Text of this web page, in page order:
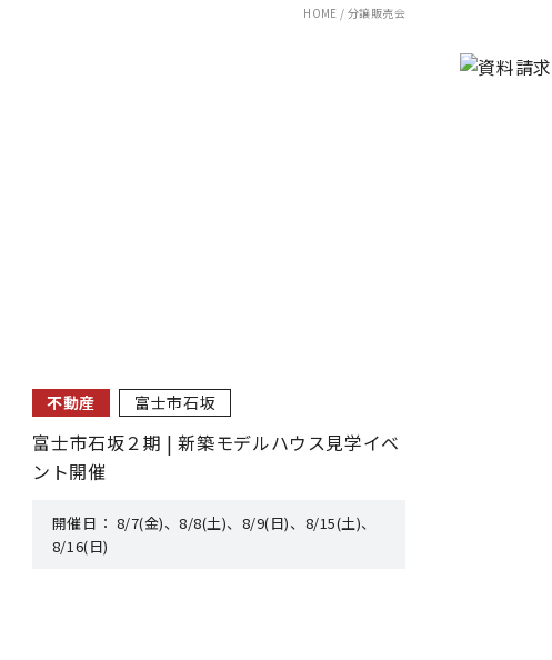
HOME / 分譲販売会
不動産 富士市石坂
富士市石坂２期 | 新築モデルハウス見学イベ
ント開催
開催日： 8/7(金)、8/8(土)、8/9(日)、8/15(土)、
8/16(日)